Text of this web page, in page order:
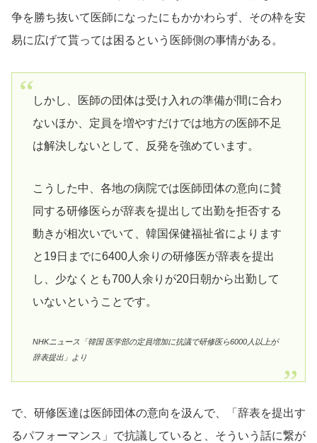
争を勝ち抜いて医師になったにもかかわらず、その枠を安
易に広げて貰っては困るという医師側の事情がある。
しかし、医師の団体は受け入れの準備が間に合わ
ないほか、定員を増やすだけでは地方の医師不足
は解決しないとして、反発を強めています。
こうした中、各地の病院では医師団体の意向に賛
同する研修医らが辞表を提出して出勤を拒否する
動きが相次いでいて、韓国保健福祉省によります
と19日までに6400人余りの研修医が辞表を提出
し、少なくとも700人余りが20日朝から出勤して
いないということです。
NHKニュース「韓国 医学部の定員増加に抗議で研修医ら6000人以上が
辞表提出」より
で、研修医達は医師団体の意向を汲んで、「辞表を提出す
るパフォーマンス」で抗議していると、そういう話に繋が